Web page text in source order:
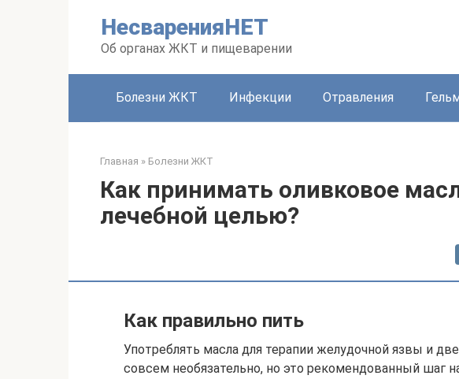
НесваренияНЕТ
Об органах ЖКТ и пищеварении
Болезни ЖКТ Инфекции Отравления
Главная » Болезни ЖКТ
Как принимать оливковое
лечебной целью?
Как правильно пить
Употреблять масла для терапии желудочной язвы и
совсем необязательно, но это рекомендованный шаг